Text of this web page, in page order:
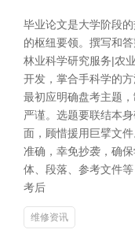
毕业论文是大学阶段
的枢纽要领。撰写和
林业科学研究服务|农
开发，掌合手科学的
最初应明确盘考主题
严谨。选题要联结本
面，顾惜援用巨擘文
准确，幸免抄袭，确
体、段落、参考文件
考后
维修资讯